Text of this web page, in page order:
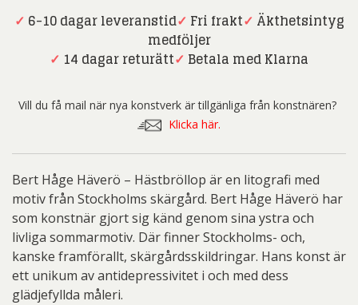
✓ 6-10 dagar leveranstid✓ Fri frakt✓ Äkthetsintyg
medföljer
✓ 14 dagar returätt✓ Betala med Klarna
Vill du få mail när nya konstverk är tillgänliga från konstnären?
Klicka här.
Bert Håge Häverö – Hästbröllop är en litografi med
motiv från Stockholms skärgård. Bert Håge Häverö har
som konstnär gjort sig känd genom sina ystra och
livliga sommarmotiv. Där finner Stockholms- och,
kanske framförallt, skärgårdsskildringar. Hans konst är
ett unikum av antidepressivitet i och med dess
glädjefyllda måleri.